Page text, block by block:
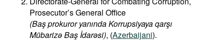
Prosecutor’s General Office
(Baş prokuror yanında Korrupsiyaya qarşı
Mübarizə Baş İdarəsi), (Azerbaijani).